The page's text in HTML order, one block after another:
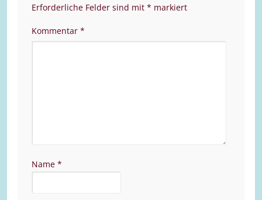
Erforderliche Felder sind mit * markiert
Kommentar *
Name *